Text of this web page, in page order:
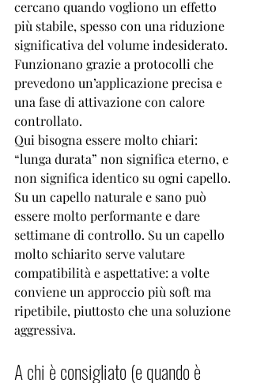
cercano quando vogliono un effetto
più stabile, spesso con una riduzione
significativa del volume indesiderato.
Funzionano grazie a protocolli che
prevedono un’applicazione precisa e
una fase di attivazione con calore
controllato.
Qui bisogna essere molto chiari:
“lunga durata” non significa eterno, e
non significa identico su ogni capello.
Su un capello naturale e sano può
essere molto performante e dare
settimane di controllo. Su un capello
molto schiarito serve valutare
compatibilità e aspettative: a volte
conviene un approccio più soft ma
ripetibile, piuttosto che una soluzione
aggressiva.
A chi è consigliato (e quando è